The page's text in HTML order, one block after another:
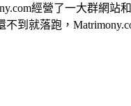
經營了一大群網
不到就落跑，